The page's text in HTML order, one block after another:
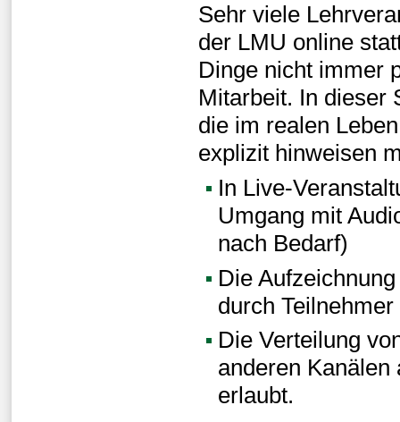
Sehr viele
der LMU online
Dinge nicht immer
Mitarbeit. In dieser
die im realen
explizit hinweisen
In Live-
Umgang mit
nach Bedarf)
Die
durch
Die Verteilung
anderen
erlaubt.